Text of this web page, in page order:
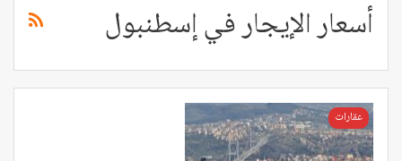
أسعار الإيجار في إسطنبول
عقارات